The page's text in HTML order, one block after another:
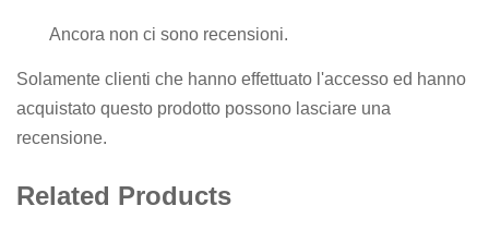
Ancora non ci sono recensioni.
Solamente clienti che hanno effettuato l'accesso ed hanno
acquistato questo prodotto possono lasciare una
recensione.
Related Products